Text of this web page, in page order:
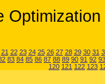
21 22 23 24 25 26 27 28 29 30 31
83 84 85 86 87 88 89 90 91 92 93
120 121 122 123